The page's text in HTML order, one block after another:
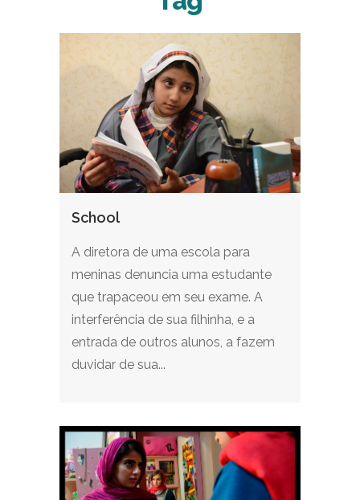
School
A diretora de uma escola para
meninas denuncia uma estudante
que trapaceou em seu exame. A
interferência de sua filhinha, e a
entrada de outros alunos, a fazem
duvidar de sua...